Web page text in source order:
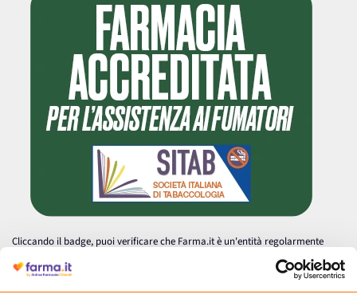
Cliccando il badge, puoi verificare che Farma.it è un'entità regolarmente
autorizzata dal Ministero della Salute a effettuare la vendita online di
medicinali.